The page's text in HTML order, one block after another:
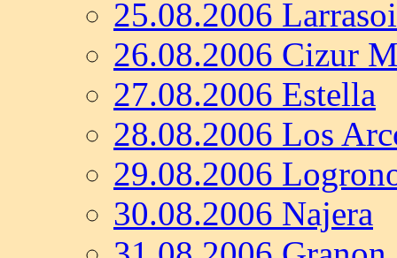
25.08.2006
26.08.2006 Cizur
27.08.2006 Estella
28.08.2006 Los
29.08.2006
30.08.2006 Najera